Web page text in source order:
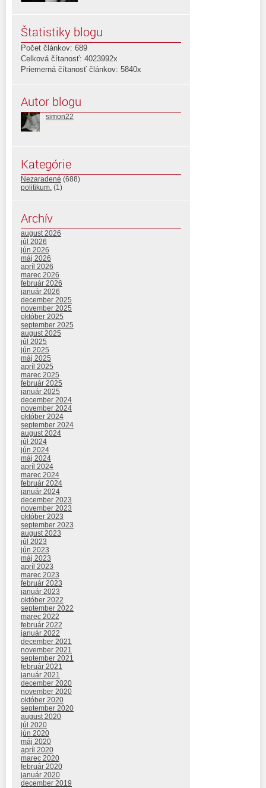
Štatistiky blogu
Počet článkov: 689
Celková čítanosť: 4023992x
Priemerná čítanosť článkov: 5840x
Autor blogu
simon22
Kategórie
Nezaradené (688)
politikum. (1)
Archív
august 2026
júl 2026
jún 2026
máj 2026
apríl 2026
marec 2026
február 2026
január 2026
december 2025
november 2025
október 2025
september 2025
august 2025
júl 2025
jún 2025
máj 2025
apríl 2025
marec 2025
február 2025
január 2025
december 2024
november 2024
október 2024
september 2024
august 2024
júl 2024
jún 2024
máj 2024
apríl 2024
marec 2024
február 2024
január 2024
december 2023
november 2023
október 2023
september 2023
august 2023
júl 2023
jún 2023
máj 2023
apríl 2023
marec 2023
február 2023
január 2023
október 2022
september 2022
marec 2022
február 2022
január 2022
december 2021
november 2021
september 2021
február 2021
január 2021
december 2020
november 2020
október 2020
september 2020
august 2020
júl 2020
jún 2020
máj 2020
apríl 2020
marec 2020
február 2020
január 2020
december 2019